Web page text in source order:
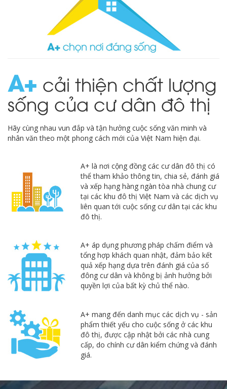
A
cải thiện chất lượng
sống của cư dân đô thị
Hãy cùng nhau vun đắp và tận hưởng cuộc sống văn minh và
nhân văn theo một phong cách mới của Việt Nam hiện đại.
A+ là nơi cộng đồng các cư dân đô thị có
thể tham khảo thông tin, chia sẻ, đánh giá
và xếp hạng hàng ngàn tòa nhà chung cư
tại các khu đô thị Việt Nam và các dịch vụ
liên quan tới cuộc sống cư dân tại các khu
đô thị.
A+ áp dụng phương pháp chấm điểm và
tổng hợp khách quan nhật, đảm bảo kết
quả xếp hạng dựa trên đánh giá của số
đông cư dân và không bị ảnh hưởng bởi
quyền lợi của bất kỳ chủ thể nào.
A+ mang đến danh mục các dịch vụ - sản
phẩm thiết yếu cho cuộc sống ở các khu
đô thị, được cập nhật bởi các nhà cung
cấp, do chính cư dân kiểm chứng và đánh
giá.